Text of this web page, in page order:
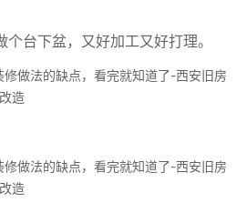
个台下盆，又好加工又好打理。